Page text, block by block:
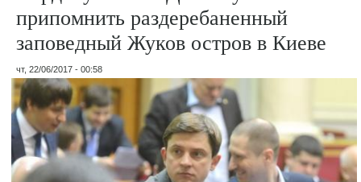
припомнить раздеребаненный
заповедный Жуков остров в Киеве
чт, 22/06/2017 - 00:58